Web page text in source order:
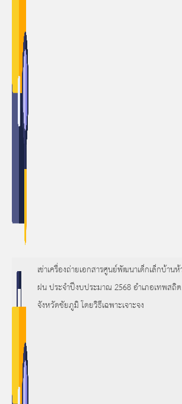
เช่าเครื่องถ่ายเอกสารศูนย์พัฒนาเด็กเล็กบ้าน
ฝน ประจำปีงบประมาณ 2568 อำเภอเทพสถิต
จังหวัดชัยภูมิ โดยวิธีเฉพาะเจาะจง